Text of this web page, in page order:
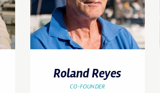
Roland Reyes
CO-FOUNDER